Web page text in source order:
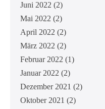
Juni 2022 (2)
Mai 2022 (2)
April 2022 (2)
März 2022 (2)
Februar 2022 (1)
Januar 2022 (2)
Dezember 2021 (2)
Oktober 2021 (2)